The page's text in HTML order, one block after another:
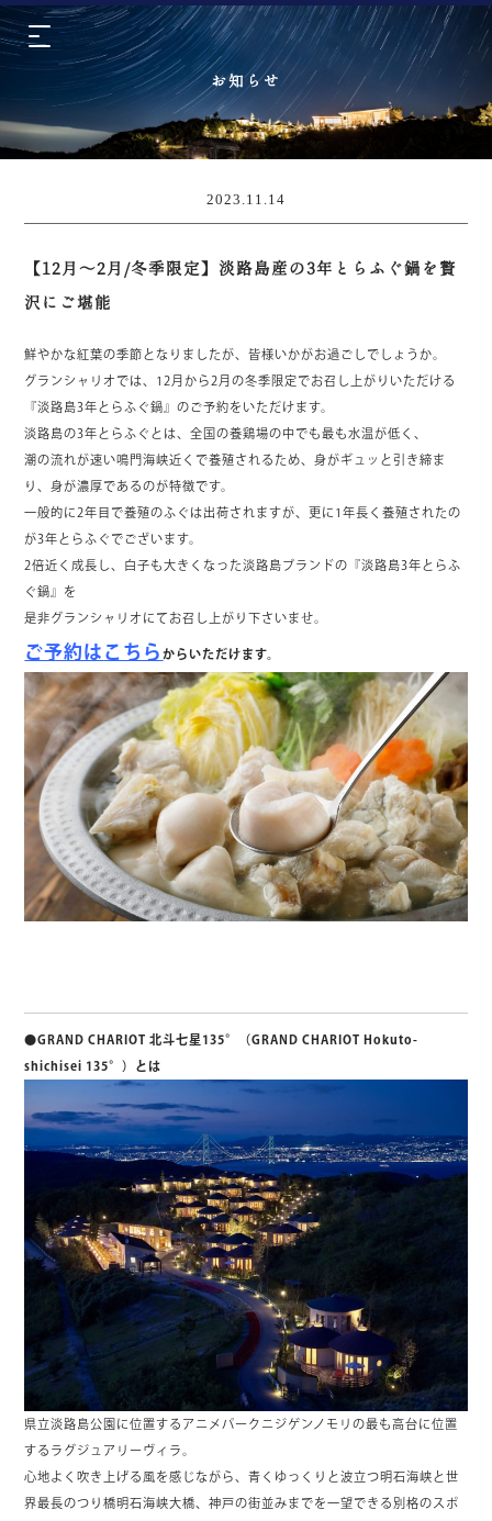
お知らせ
2023.11.14
【12月～2月/冬季限定】淡路島産の3年とらふぐ鍋を贅
沢にご堪能
鮮やかな紅葉の季節となりましたが、皆様いかがお過ごしでしょうか。
グランシャリオでは、12月から2月の冬季限定でお召し上がりいただける
『淡路島3年とらふぐ鍋』のご予約をいただけます。
淡路島の3年とらふぐとは、全国の養鶏場の中でも最も水温が低く、
潮の流れが速い鳴門海峡近くで養殖されるため、身がギュッと引き締ま
り、身が濃厚であるのが特徴です。
一般的に2年目で養殖のふぐは出荷されますが、更に1年長く養殖されたの
が3年とらふぐでございます。
2倍近く成長し、白子も大きくなった淡路島ブランドの『淡路島3年とらふ
ぐ鍋』を
是非グランシャリオにてお召し上がり下さいませ。
ご予約は こちらからいただけます。
●GRAND CHARIOT 北斗七星135°（GRAND CHARIOT Hokuto-
shichisei 135°）とは
県立淡路島公園に位置するアニメパークニジゲンノモリの最も高台に位置
するラグジュアリーヴィラ。
心地よく吹き上げる風を感じながら、青くゆっくりと波立つ明石海峡と世
界最長のつり橋明石海峡大橋、神戸の街並みまでを一望できる別格のスポ